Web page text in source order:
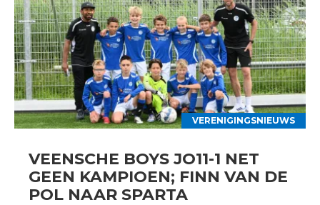
VERENIGINGSNIEUWS
VEENSCHE BOYS JO11-1 NET
GEEN KAMPIOEN; FINN VAN DE
POL NAAR SPARTA